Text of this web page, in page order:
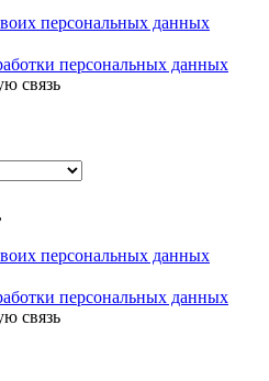
персональных данных
персональных данных
связь
персональных данных
персональных данных
связь